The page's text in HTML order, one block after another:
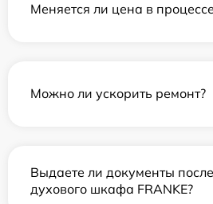
Меняется ли цена в
Можно ли ускорить ремонт?
Выдаете ли документы
духового шкафа FRANKE?